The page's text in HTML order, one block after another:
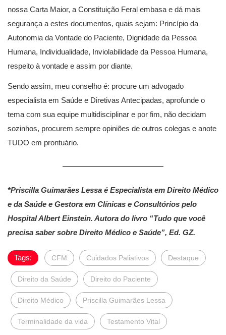
nossa Carta Maior, a Constituição Feral embasa e dá mais
segurança a estes documentos, quais sejam: Princípio da
Autonomia da Vontade do Paciente, Dignidade da Pessoa
Humana, Individualidade, Inviolabilidade da Pessoa Humana,
respeito à vontade e assim por diante.
Sendo assim, meu conselho é: procure um advogado
especialista em Saúde e Diretivas Antecipadas, aprofunde o
tema com sua equipe multidisciplinar e por fim, não decidam
sozinhos, procurem sempre opiniões de outros colegas e anote
TUDO em prontuário.
*Priscilla Guimarães Lessa é Especialista em Direito Médico
e da Saúde e Gestora em Clínicas e Consultórios pelo
Hospital Albert Einstein. Autora do livro “Tudo que você
precisa saber sobre Direito Médico e Saúde”, Ed. GZ.
Tags: CFM Cuidados Paliativos Destaque
Direito da Saúde Direito do Paciente
Direito Médico Priscilla Guimarães Lessa
Terminalidade da vida Testamento Vital